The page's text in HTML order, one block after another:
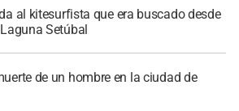
al kitesurfista que era buscado desde
Setúbal
de un hombre en la ciudad de